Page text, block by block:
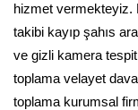
hizmet vermekteyiz.
takibi kayıp şahıs
ve gizli kamera
toplama velayet
toplama kurumsal